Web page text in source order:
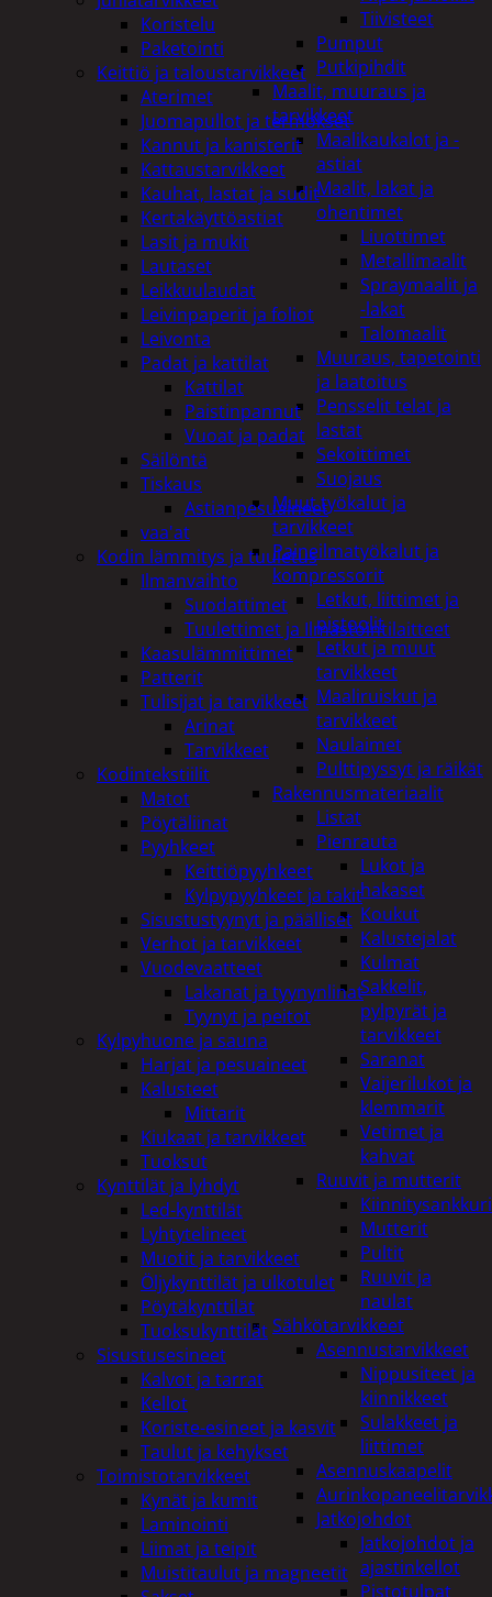
Tiivisteet
Pumput
Putkipihdit
Maalit, muuraus ja
tarvikkeet
Maalikaukalot ja -
astiat
Maalit, lakat ja
ohentimet
Liuottimet
Metallimaalit
Spraymaalit ja
-lakat
Talomaalit
Muuraus, tapetointi
ja laatoitus
Pensselit telat ja
lastat
Sekoittimet
Suojaus
Muut työkalut ja
tarvikkeet
Paineilmatyökalut ja
kompressorit
Letkut, liittimet ja
pistoolit
Letkut ja muut
tarvikkeet
Maaliruiskut ja
tarvikkeet
Naulaimet
Pulttipyssyt ja räikät
Rakennusmateriaalit
Listat
Pienrauta
Lukot ja
hakaset
Koukut
Kalustejalat
Kulmat
Sakkelit,
pylpyrät ja
tarvikkeet
Saranat
Vaijerilukot ja
klemmarit
Vetimet ja
kahvat
Ruuvit ja mutterit
Mutterit
Pultit
Ruuvit ja
naulat
Sähkötarvikkeet
Asennustarvikkeet
Nippusiteet ja
kiinnikkeet
Sulakkeet ja
liittimet
Asennuskaapelit
Jatkojohdot
Jatkojohdot ja
ajastinkellot
Pistotulpat
Koristelu
Paketointi
Keittiö ja taloustarvikkeet
Aterimet
Juomapullot ja termokset
Kannut ja kanisterit
Kattaustarvikkeet
Kauhat, lastat ja sudit
Kertakäyttöastiat
Lasit ja mukit
Lautaset
Leikkuulaudat
Leivinpaperit ja foliot
Leivonta
Padat ja kattilat
Kattilat
Paistinpannut
Vuoat ja padat
Säilöntä
Tiskaus
Astianpesuaineet
vaa'at
Kodin lämmitys ja tuuletus
Ilmanvaihto
Suodattimet
Tuulettimet ja Ilmastointilaitteet
Kaasulämmittimet
Patterit
Tulisijat ja tarvikkeet
Arinat
Tarvikkeet
Kodintekstiilit
Matot
Pöytäliinat
Pyyhkeet
Keittiöpyyhkeet
Kylpypyyhkeet ja takit
Sisustustyynyt ja päälliset
Verhot ja tarvikkeet
Vuodevaatteet
Lakanat ja tyynynlinat
Tyynyt ja peitot
Kylpyhuone ja sauna
Harjat ja pesuaineet
Kalusteet
Mittarit
Kiukaat ja tarvikkeet
Tuoksut
Kynttilät ja lyhdyt
Led-kynttilät
Lyhtytelineet
Muotit ja tarvikkeet
Öljykynttilät ja ulkotulet
Pöytäkynttilät
Tuoksukynttilät
Sisustusesineet
Kalvot ja tarrat
Kellot
Koriste-esineet ja kasvit
Taulut ja kehykset
Toimistotarvikkeet
Kynät ja kumit
Laminointi
Liimat ja teipit
Muistitaulut ja magneetit